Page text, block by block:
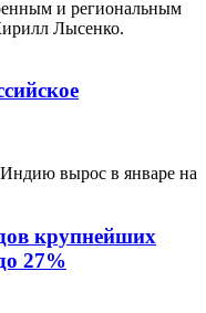
и региональным
Лысенко.
вырос в январе на
крупнейших
27%